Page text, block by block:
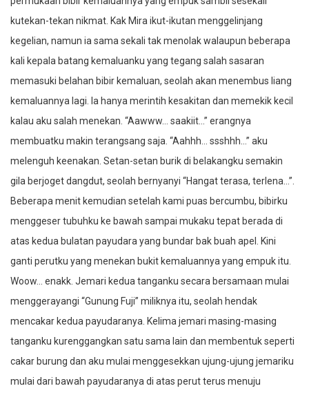
kutekan-tekan nikmat. Kak Mira ikut-ikutan menggelinjang
kegelian, namun ia sama sekali tak menolak walaupun beberapa
kali kepala batang kemaluanku yang tegang salah sasaran
memasuki belahan bibir kemaluan, seolah akan menembus liang
kemaluannya lagi. Ia hanya merintih kesakitan dan memekik kecil
kalau aku salah menekan. “Aawww… saakiit…” erangnya
membuatku makin terangsang saja. “Aahhh… ssshhh…” aku
melenguh keenakan. Setan-setan burik di belakangku semakin
gila berjoget dangdut, seolah bernyanyi “Hangat terasa, terlena…”.
Beberapa menit kemudian setelah kami puas bercumbu, bibirku
menggeser tubuhku ke bawah sampai mukaku tepat berada di
atas kedua bulatan payudara yang bundar bak buah apel. Kini
ganti perutku yang menekan bukit kemaluannya yang empuk itu.
Woow… enakk. Jemari kedua tanganku secara bersamaan mulai
menggerayangi “Gunung Fuji” miliknya itu, seolah hendak
mencakar kedua payudaranya. Kelima jemari masing-masing
tanganku kurenggangkan satu sama lain dan membentuk seperti
cakar burung dan aku mulai menggesekkan ujung-ujung jemariku
mulai dari bawah payudaranya di atas perut terus menuju